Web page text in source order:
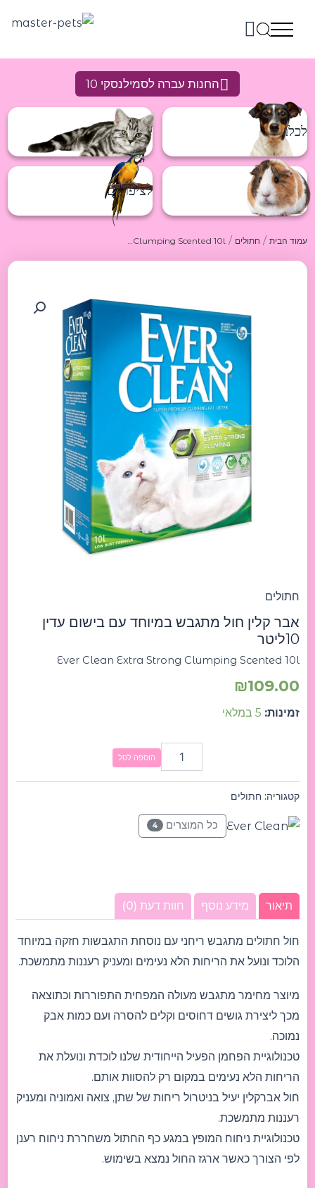
לתוכן
החנות עברה לסמילנסקי 10
לכלבים לחתולים
למכרסמים לציפורים
עמוד הבית/ חתולים / Ever Clean Extra Strong Clumping Scented 10l אבר קלין חול מתגבש במיוחד עם בישום עדין 10ליטר
חתולים
אבר קלין חול מתגבש במיוחד עם בישום עדין
10ליטר
Ever Clean Extra Strong Clumping Scented 10l
₪109.00
זמינות: 5 במלאי
Clean
Extra
Strong
Clumping
Scented
10l
אבר
קלין
חול
מתגבש
במיוחד
עם
בישום
הוספה לסל
קטגוריה: חתולים
כל המוצרים 4
תיאור מידע נוסף חוות דעת (0)
חול חתולים מתגבש ריחני עם נוסחת התגבשות חזקה במיוחד
הלוכד ונועל את הריחות הלא נעימים ומעניק רעננות מתמשכת.
מיוצר מחימר מתגבש מעולה המפחית התפוררות וכתוצאה
מכך ליצירת גושים דחוסים וקלים להסרה ועם כמות אבק
נמוכה.
טכנולוגיית הפחמן הפעיל הייחודית שלנו לוכדת ונועלת את
הריחות הלא נעימים במקום רק להסוות אותם.
חול אברקלין יעיל בניטרול ריחות של שתן, צואה ואמוניה ומעניק
רעננות מתמשכת.
טכנולוגיית ניחוח המופץ במגע כף החתול משחררת ניחוח רענן
לפי הצורך כאשר ארגז החול נמצא בשימוש.